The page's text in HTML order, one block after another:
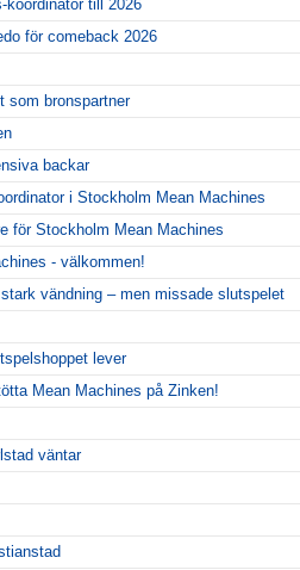
till 2026
för comeback 2026
som bronspartner
backar
i Stockholm Mean Machines
för Stockholm Mean Machines
- välkommen!
vändning – men missade slutspelet
lever
Mean Machines på Zinken!
väntar